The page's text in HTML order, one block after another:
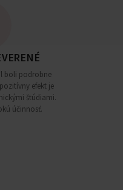
boli podrobne
efekt je
štúdiami.
účinnosť.